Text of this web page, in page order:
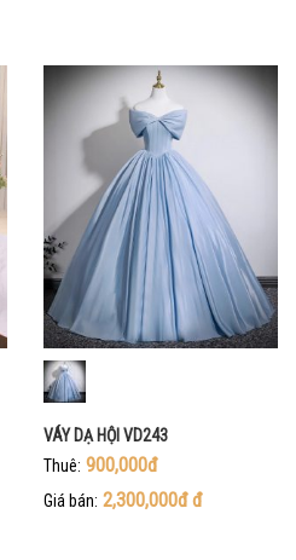
VÁY DẠ HỘI VD243
Thuê: 900,000đ
Giá bán: 2,300,000đđ